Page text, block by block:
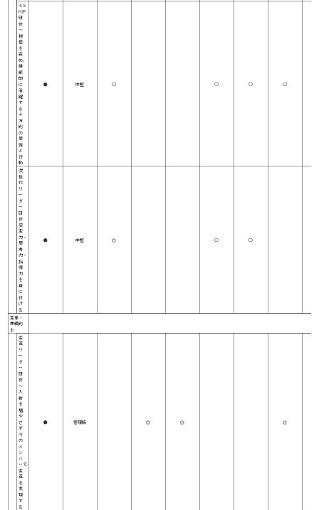
４S
HIP
研
修
～
視
座
を
高
め、
組
織
的
に
活
躍
す
る
４
方
向
の
意
識
と
行
動
● 中堅 ○ ○ ○ ○
次
世
代
リ
ー
ダ
ー
研
修
安
定
力・
思
考
力・
指
導
力
を
身
に
付
け
る
● 中堅 ◎ ○ ○
変革・
業績向
上
変
革
リ
ー
ダ
ー
研
修
～
人
数
を
増
や
さ
ず
今
の
メ
ン
バ
ーで
変
革
を
実
現
す
る
● 管理職 ◎ ◎ ◎